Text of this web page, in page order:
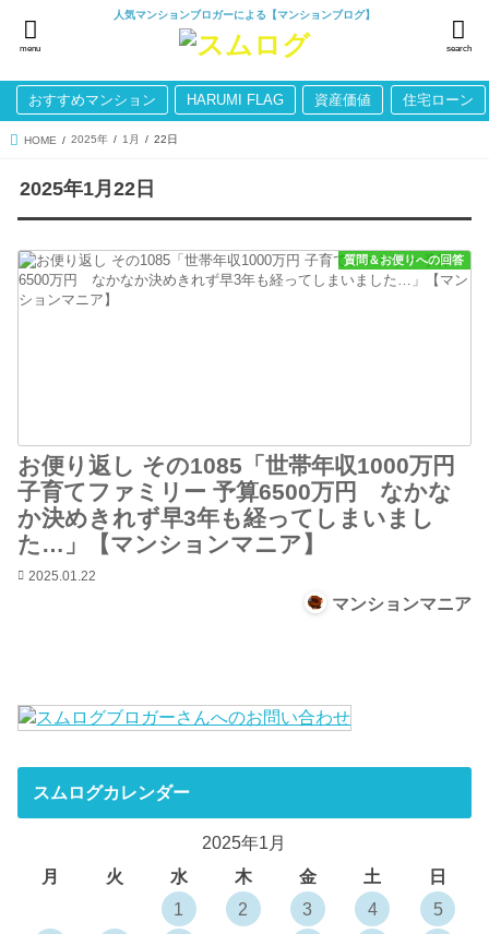
人気マンションブロガーによる【マンションブログ】
search
menu
おすすめマンション HARUMI FLAG 資産価値 住宅ローン
HOME 2025年 1月 22日
2025年1月22日
質問＆お便りへの回答
お便り返し その1085「世帯年収1000万円
子育てファミリー 予算6500万円 なかな
か決めきれず早3年も経ってしまいまし
た…」【マンションマニア】
2025.01.22
マンションマニア
スムログカレンダー
2025年1月
月
火 水 木 金 土
日
1
2 3 4
5